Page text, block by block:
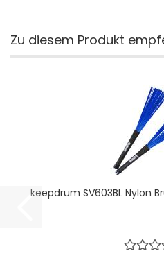
Zu diesem Produkt
keepdrum SV603BL Nylon